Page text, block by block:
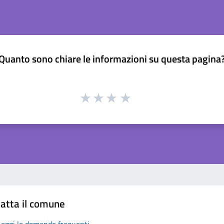
sono chiare le informazioni su questa
il comune